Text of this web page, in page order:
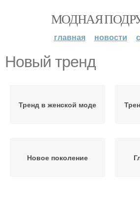
МОДНАЯ
главная новости
Новый тренд
Тренд в женской моде
Новое поколение